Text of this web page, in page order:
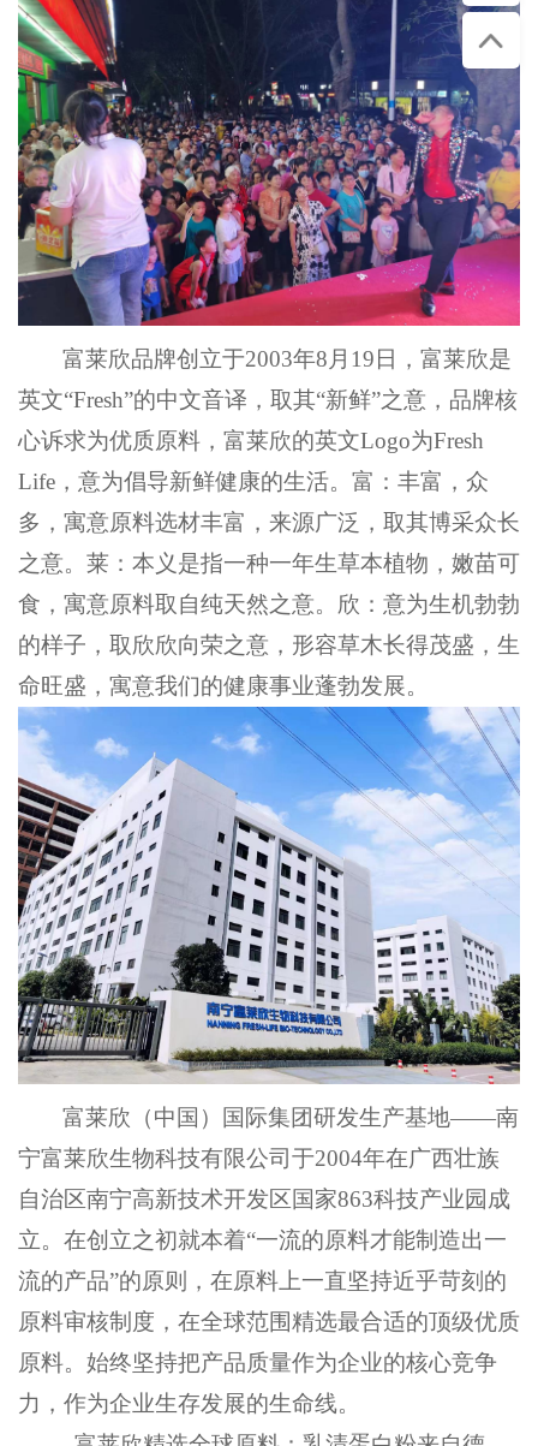
富莱欣品牌创立于2003年8月19日 ，富莱欣是
英文“Fresh”的中文音译，取其“新鲜”之意，品牌核
心诉求为优质原料，富莱欣的英文Logo为Fresh
Life，意为倡导新鲜健康的生活。富：丰富，众
多，寓意原料选材丰富，来源广泛，取其博采众长
之意。莱：本义是指一种一年生草本植物，嫩苗可
食，寓意原料取自纯天然之意。欣：意为生机勃勃
的样子，取欣欣向荣之意，形容草木长得茂盛，生
命旺盛，寓意我们的健康事业蓬勃发展。
富莱欣（中国）国际集团研发生产基地——南
宁富莱欣生物科技有限公司于2004年在广西壮族
自治区南宁高新技术开发区国家863科技产业园成
立。在创立之初就本着“一流的原料才能制造出一
流的产品”的原则，在原料上一直坚持近乎苛刻的
原料审核制度，在全球范围精选最合适的顶级优质
原料。始终坚持把产品质量作为企业的核心竞争
力，作为企业生存发展的生命线。